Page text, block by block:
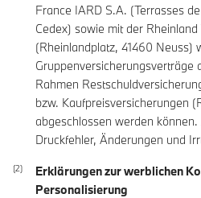
France IARD S.A. (Terrasses
Cedex) sowie mit der
(Rheinlandplatz, 41460 Neuss)
Gruppenversicherungsverträge
Rahmen
bzw. Kaufpreisversicherungen
abgeschlossen werden
Druckfehler, Änderungen und
Erklärungen zur werblichen
Personalisierung